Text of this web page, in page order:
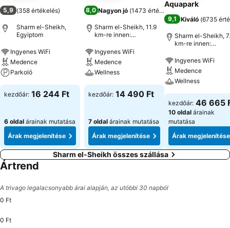
5,9 (358 értékelés)
Sharm el-Sheikh,
Egyiptom
Ingyenes WiFi
Medence
Parkoló
kezdőár: 16 244 Ft
6 oldal árainak mutatása
Árak megjelenítése
8,0 Nagyon jó (1473 értékelés
Sharm el-Sheikh, 11.9
km-re innen:
Ingyenes WiFi
Medence
Wellness
kezdőár: 14 490 Ft
7 oldal árainak mutatása
Árak megjelenítése
Aquapark
9,1 Kiváló (6735
Sharm el-Sheikh,
km-re innen:
Ingyenes WiFi
Medence
Wellness
kezdőár: 46 665
10 oldal árainak
mutatása
Árak megjelenítése
Sharm el-Sheikh összes szállása
Ártrend
A trivago legalacsonyabb árai alapján, az utóbbi 30 napból
0 Ft
0 Ft